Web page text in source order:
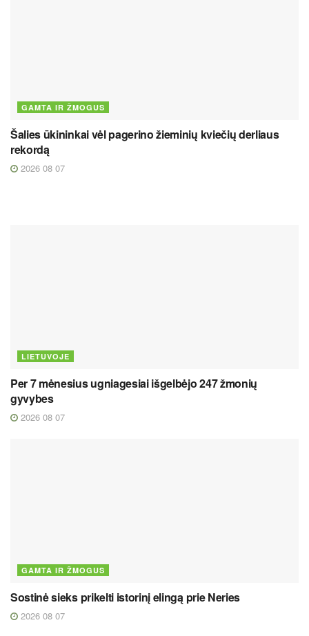
GAMTA IR ŽMOGUS
Šalies ūkininkai vėl pagerino žieminių kviečių derliaus
rekordą
2026 08 07
LIETUVOJE
Per 7 mėnesius ugniagesiai išgelbėjo 247 žmonių
gyvybes
2026 08 07
GAMTA IR ŽMOGUS
Sostinė sieks prikelti istorinį elingą prie Neries
2026 08 07